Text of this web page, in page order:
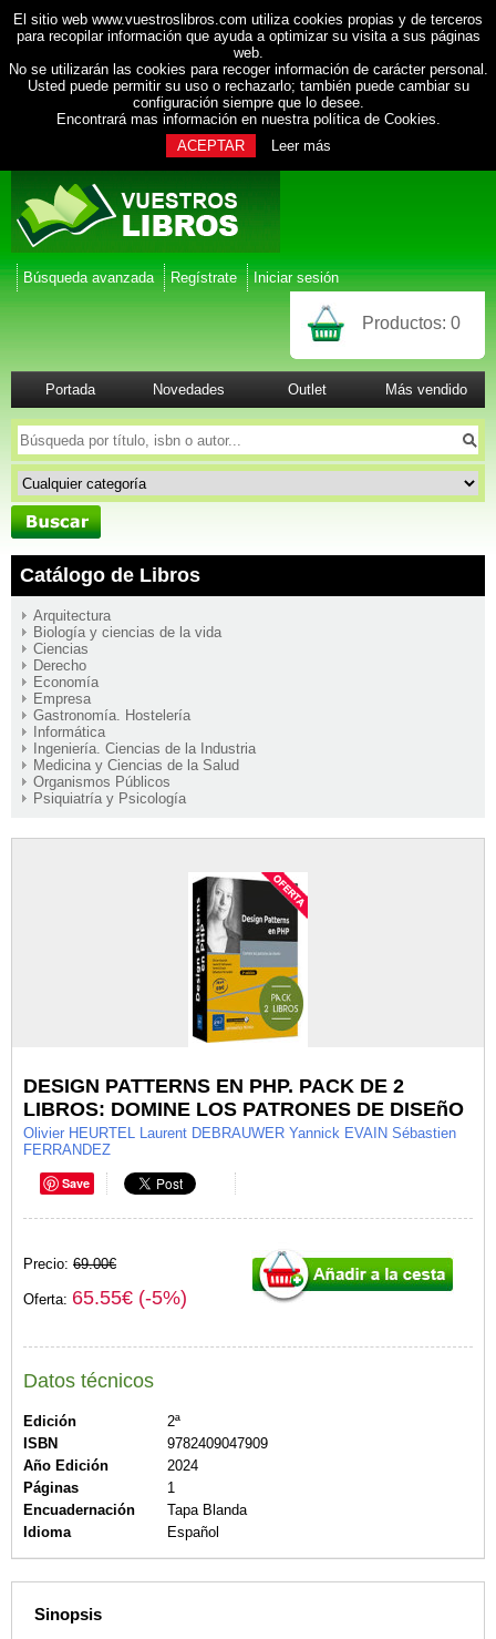
El sitio web www.vuestroslibros.com utiliza cookies propias y de terceros
para recopilar información que ayuda a optimizar su visita a sus páginas
web.
No se utilizarán las cookies para recoger información de carácter personal.
Usted puede permitir su uso o rechazarlo; también puede cambiar su
configuración siempre que lo desee.
Encontrará mas información en nuestra política de Cookies.
ACEPTAR
Leer más
Búsqueda avanzada Regístrate Iniciar sesión
Productos: 0
Portada Novedades Outlet Más vendido
Catálogo de Libros
Arquitectura
Biología y ciencias de la vida
Ciencias
Derecho
Economía
Empresa
Gastronomía. Hostelería
Informática
Ingeniería. Ciencias de la Industria
Medicina y Ciencias de la Salud
Organismos Públicos
Psiquiatría y Psicología
DESIGN PATTERNS EN PHP. PACK DE 2
LIBROS: DOMINE LOS PATRONES DE DISEñO
Olivier HEURTEL Laurent DEBRAUWER Yannick EVAIN Sébastien
FERRANDEZ
Save
Precio: 69.00€
Oferta: 65.55€ (-5%)
Datos técnicos
Edición
2ª
ISBN
9782409047909
Año Edición
2024
Páginas
1
Encuadernación
Tapa Blanda
Idioma
Español
Sinopsis